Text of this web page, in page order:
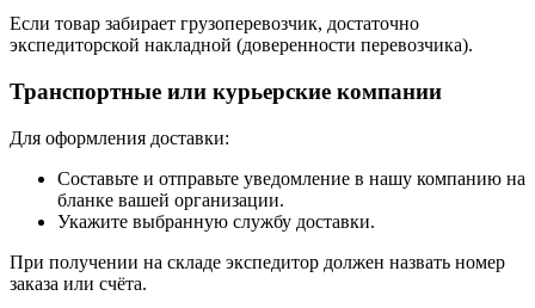
Если товар забирает грузоперевозчик, достаточно
экспедиторской накладной (доверенности перевозчика).
Транспортные или курьерские компании
Для оформления доставки:
Составьте и отправьте уведомление в нашу компанию на
бланке вашей организации.
Укажите выбранную службу доставки.
При получении на складе экспедитор должен назвать номер
заказа или счёта.